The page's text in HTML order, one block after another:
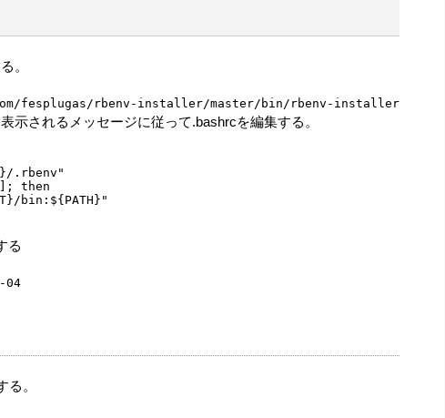
。
fesplugas/rbenv-installer/master/bin/rbenv-installer | bash
示されるメッセージに従って.bashrcを編集する。
.rbenv"
]; then
bin:${PATH}"
る
04
。